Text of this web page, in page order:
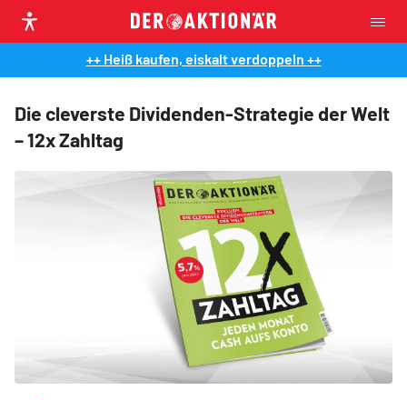
++ Heiß kaufen, eiskalt verdoppeln ++
Die cleverste Dividenden-Strategie der Welt
– 12x Zahltag